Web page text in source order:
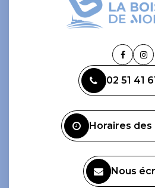
Lien
le
compte
Lien
le
02 51 41
Horaires des
Nous